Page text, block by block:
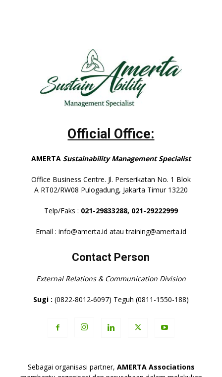
Official Office:
AMERTA Sustainability Management Specialist
Office Business Centre. Jl. Perserikatan No. 1 Blok
A RT02/RW08 Pulogadung, Jakarta Timur 13220
Telp/Faks : 021-29833288, 021-29222999
Email : info@amerta.id atau training@amerta.id
Contact Person
External Relations & Communication Division
Sugi : (0822-8012-6097) Teguh (0811-1550-188)
Sebagai organisasi partner, AMERTA Associations